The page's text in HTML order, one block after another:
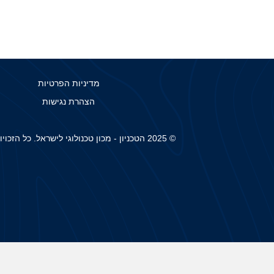
מדיניות הפרטיות
הצהרת נגישות
© 2025 הטכניון - מכון טכנולוגי לישראל. כל הזכויות שמורות.